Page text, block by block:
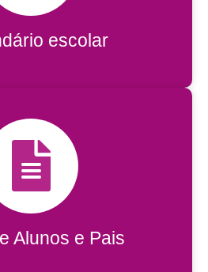
escolar
escolar
Acessar
Alunos e Pais
pais e alunos
Acessar